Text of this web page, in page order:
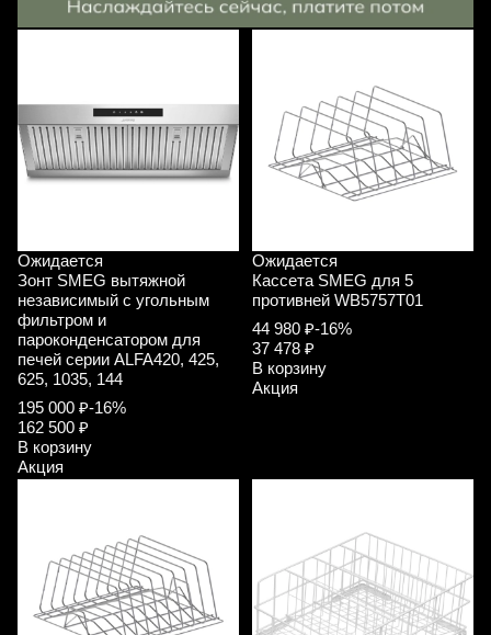
Ожидается
Зонт SMEG вытяжной
независимый с угольным
фильтром и
пароконденсатором для
печей серии ALFA420, 425,
625, 1035, 144
195 000 ₽-16%
162 500 ₽
В корзину
Акция
Ожидается
Кассета SMEG для 5
противней WB5757T01
44 980 ₽-16%
37 478 ₽
В корзину
Акция